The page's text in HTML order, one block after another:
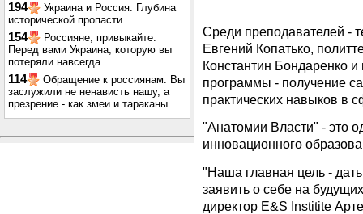
194
Украина и Россия: Глубина
исторической пропасти
154
Россияне, привыкайте:
Перед вами Украина, которую вы
потеряли навсегда
114
Обращение к россиянам: Вы
заслужили не ненависть нашу, а
презрение - как змеи и тараканы
Среди преподавателей -
Евгений Копатько,
Константин Бондаренко
программы - получение
практических навыков в
"Анатомии Власти" - это
инновационного
"Наша главная цель -
заявить о себе на
директор E&S Institite